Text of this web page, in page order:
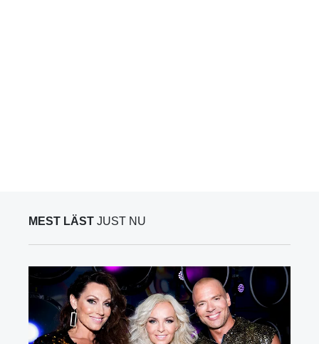
MEST LÄST JUST NU